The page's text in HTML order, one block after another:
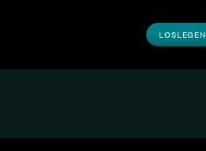
LOSLEGEN